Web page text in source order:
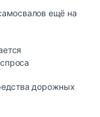
ещё на
дорожных